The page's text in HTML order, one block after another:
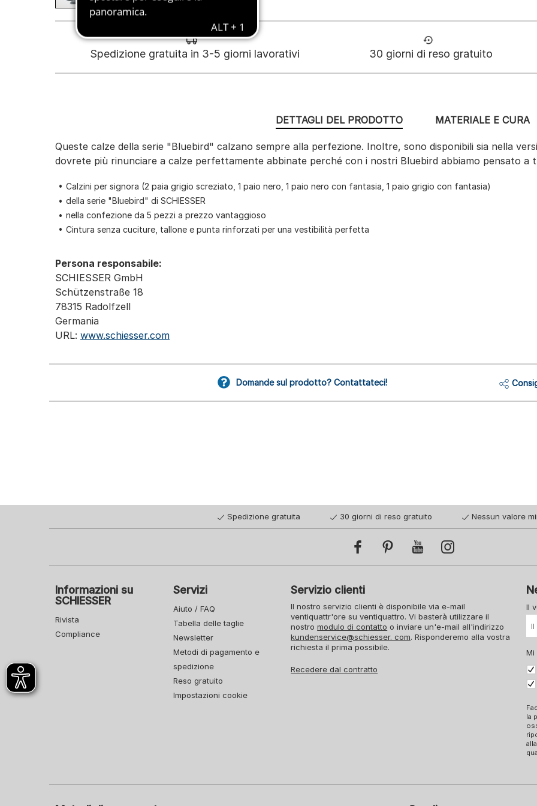
Spedizione gratuita in 3-5 giorni lavorativi 30 giorni di reso gratuito
DETTAGLI DEL PRODOTTO
Queste calze della serie "Bluebird" calzano sempre alla perfezione. Inoltre, sono disponibili sia nella
dovrete più rinunciare a calze perfettamente abbinate perché con i nostri Bluebird abbiamo pensato a
Calzini per signora (2 paia grigio screziato, 1 paio nero, 1 paio nero con fantasia, 1 paio grigio con fantasia)
della serie "Bluebird" di SCHIESSER
nella confezione da 5 pezzi a prezzo vantaggioso
Cintura senza cuciture, tallone e punta rinforzati per una vestibilità perfetta
Persona responsabile:
SCHIESSER GmbH
Schützenstraße 18
78315 Radolfzell
Germania
URL: www.schiesser.com
MATERIALE E CURA
Domande sul prodotto? Contattateci!
Spedizione gratuita 30 giorni di reso gratuito Nessun valore
Informazioni su
SCHIESSER
Rivista
Compliance
Servizi
Aiuto / FAQ
Tabella delle taglie
Newsletter
Metodi di pagamento e
spedizione
Reso gratuito
Impostazioni cookie
Servizio clienti
Il nostro servizio clienti è disponibile via e-mail
ventiquattr'ore su ventiquattro. Vi basterà utilizzare il
nostromodulo di contatto o inviare un'e-mail all'indirizzo
kundenservice@schiesser. com. Risponderemo alla vostra
richiesta il prima possibile.
Recedere dal contratto
Il
Mi
la